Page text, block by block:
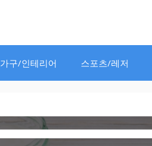
가구/인테리어 스포츠/레저